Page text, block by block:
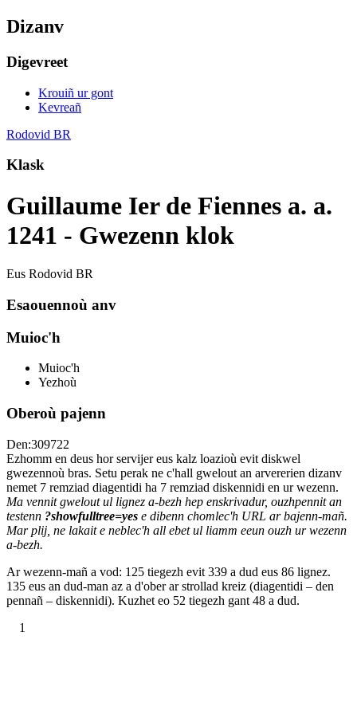
Dizanv
Digevreet
Krouiñ ur gont
Kevreañ
Rodovid BR
Klask
Guillaume Ier de Fiennes a. a.
1241 - Gwezenn klok
Eus Rodovid BR
Esaouennoù anv
Muioc'h
Muioc'h
Yezhoù
Oberoù pajenn
Den:309722
Ezhomm en deus hor servijer eus kalz loazioù evit diskwel
gwezennoù bras. Setu perak ne c'hall gwelout an arvererien dizanv
nemet 7 remziad diagentidi ha 7 remziad diskennidi en ur wezenn.
Ma vennit gwelout ul lignez a-bezh hep enskrivadur, ouzhpennit an
testenn ?showfulltree=yes e dibenn chomlec'h URL ar bajenn-mañ.
Mar plij, ne lakait e neblec'h all ebet ul liamm eeun ouzh ur wezenn
a-bezh.
Ar wezenn-mañ a vod: 125 tiegezh evit 339 a dud eus 86 lignez.
135 eus an dud-man az a d'ober ar strollad kreiz (diagentidi – den
pennañ – diskennidi). Kuzhet eo 52 tiegezh gant 48 a dud.
1